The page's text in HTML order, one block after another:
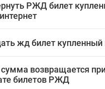
РЖД билет
жд билет купленный
возвращается
билетов РЖД